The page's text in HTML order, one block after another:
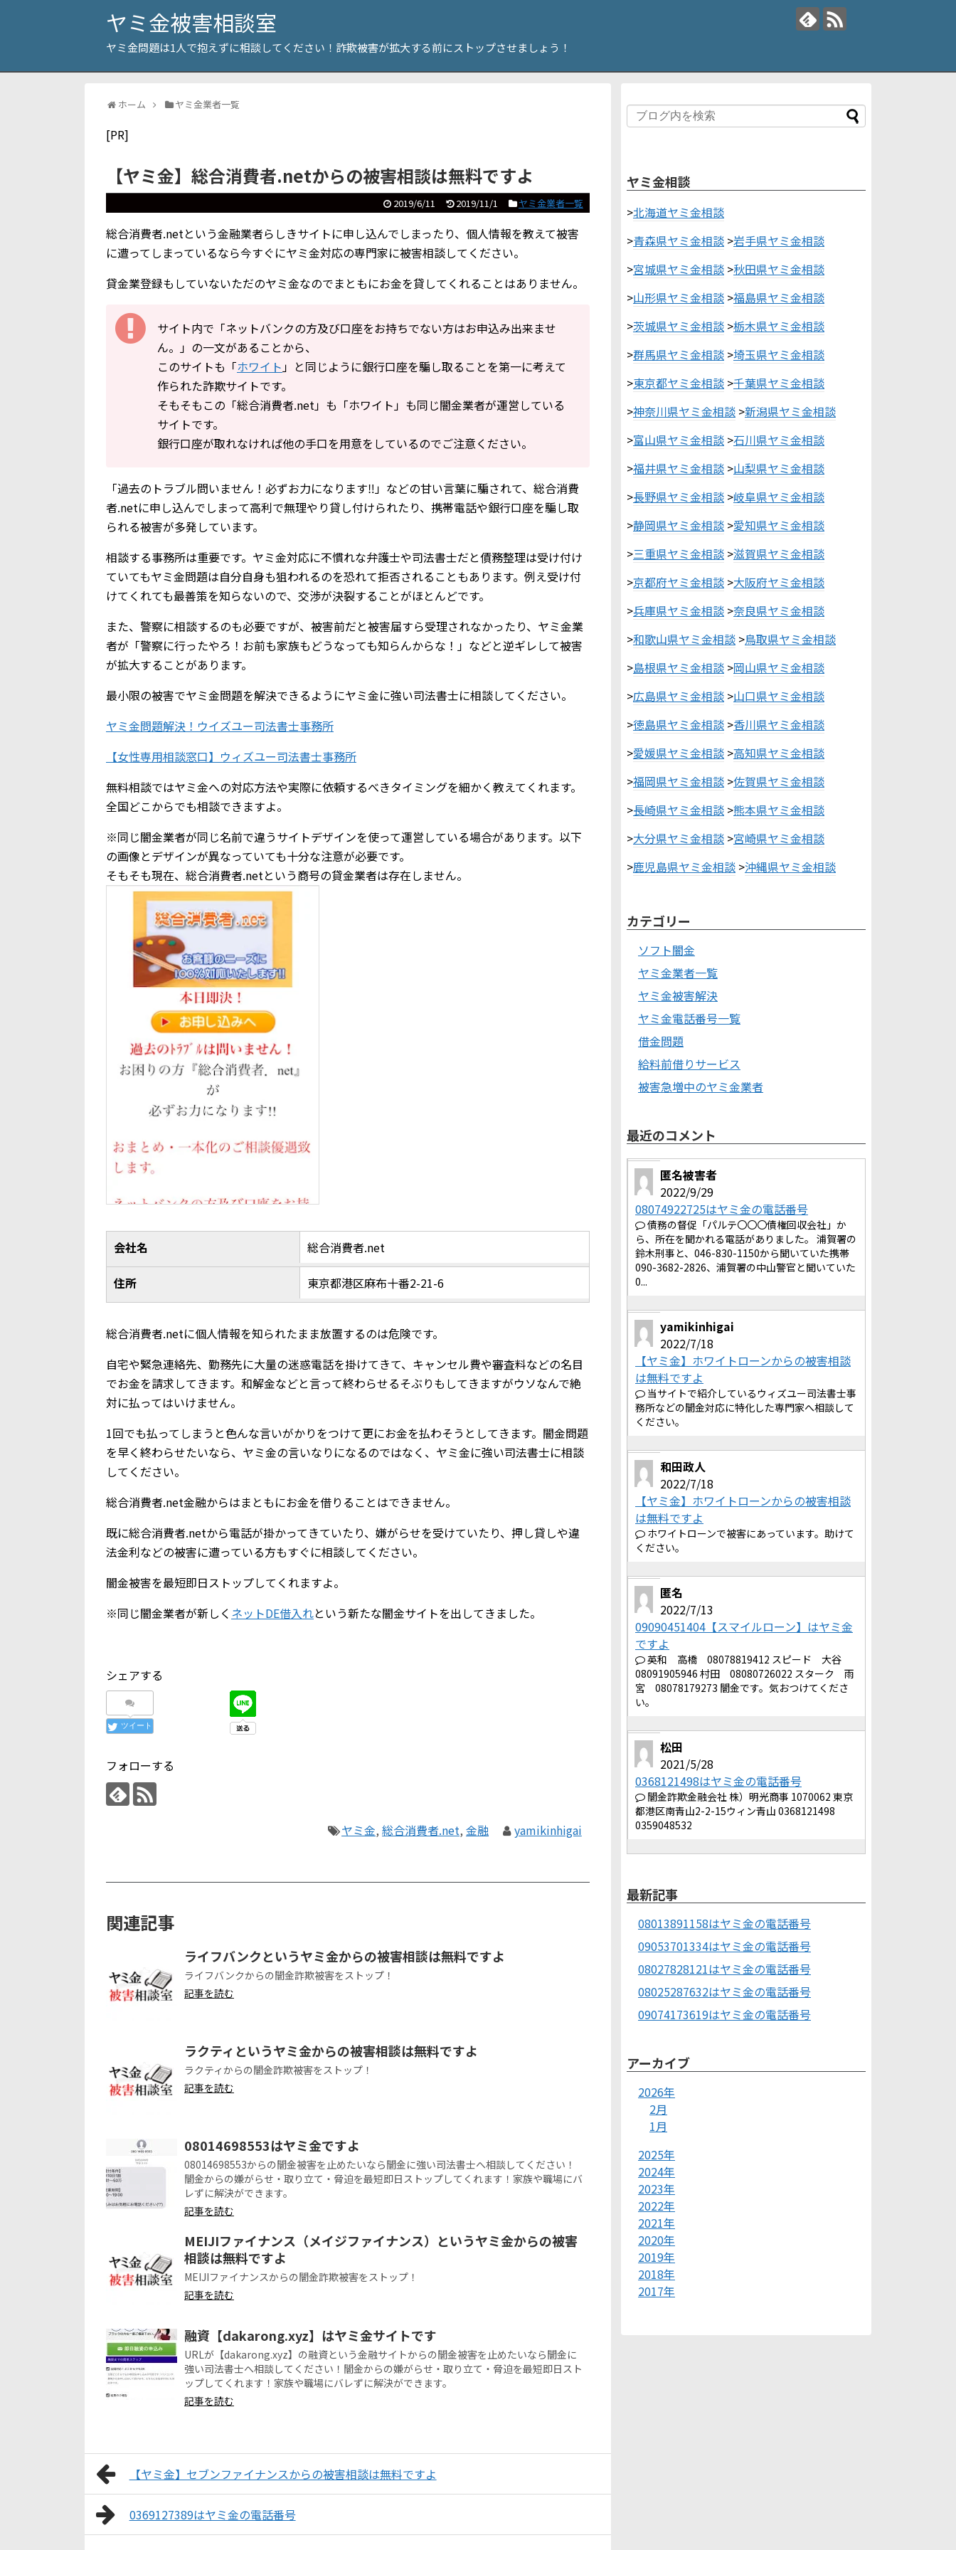
ヤミ金被害相談室
ヤミ金問題は1人で抱えずに相談してください！詐欺被害が拡大する前にストップさせましょう！
ホーム ヤミ金業者一覧
[PR]
【ヤミ金】総合消費者.netからの被害相談は無料ですよ
2019/6/11 2019/11/1 ヤミ金業者一覧
総合消費者.netという金融業者らしきサイトに申し込んでしまったり、個人情報を教えて被害
に遭ってしまっているなら今すぐにヤミ金対応の専門家に被害相談してください。
貸金業登録もしていないただのヤミ金なのでまともにお金を貸してくれることはありません。
サイト内で「ネットバンクの方及び口座をお持ちでない方はお申込み出来ませ
ん。」の一文があることから、
このサイトも「ホワイト」と同じように銀行口座を騙し取ることを第一に考えて
作られた詐欺サイトです。
そもそもこの「総合消費者.net」も「ホワイト」も同じ闇金業者が運営している
サイトです。
銀行口座が取れなければ他の手口を用意をしているのでご注意ください。
「過去のトラブル問いません！必ずお力になります‼︎」などの甘い言葉に騙されて、総合消費
者.netに申し込んでしまって高利で無理やり貸し付けられたり、携帯電話や銀行口座を騙し取
られる被害が多発しています。
相談する事務所は重要です。ヤミ金対応に不慣れな弁護士や司法書士だと債務整理は受け付け
ていてもヤミ金問題は自分自身も狙われるのを恐れて拒否されることもあります。例え受け付
けてくれても最善策を知らないので、交渉が決裂することがほとんどです。
また、警察に相談するのも必要ですが、被害前だと被害届すら受理されなかったり、ヤミ金業
者が「警察に行ったやろ！お前も家族もどうなっても知らんからな！」などと逆ギレして被害
が拡大することがあります。
最小限の被害でヤミ金問題を解決できるようにヤミ金に強い司法書士に相談してください。
ヤミ金問題解決！ウイズユー司法書士事務所
【女性専用相談窓口】ウィズユー司法書士事務所
無料相談ではヤミ金への対応方法や実際に依頼するべきタイミングを細かく教えてくれます。
全国どこからでも相談できますよ。
※同じ闇金業者が同じ名前で違うサイトデザインを使って運営している場合があります。以下
の画像とデザインが異なっていても十分な注意が必要です。
そもそも現在、総合消費者.netという商号の貸金業者は存在しません。
会社名 総合消費者.net
住所 東京都港区麻布十番2-21-6
総合消費者.netに個人情報を知られたまま放置するのは危険です。
自宅や緊急連絡先、勤務先に大量の迷惑電話を掛けてきて、キャンセル費や審査料などの名目
でお金を請求してきます。和解金などと言って終わらせるそぶりもしてきますがウソなんで絶
対に払ってはいけません。
1回でも払ってしまうと色んな言いがかりをつけて更にお金を払わそうとしてきます。闇金問題
を早く終わらせたいなら、ヤミ金の言いなりになるのではなく、ヤミ金に強い司法書士に相談
してください。
総合消費者.net金融からはまともにお金を借りることはできません。
既に総合消費者.netから電話が掛かってきていたり、嫌がらせを受けていたり、押し貸しや違
法金利などの被害に遭っている方もすぐに相談してください。
闇金被害を最短即日ストップしてくれますよ。
※同じ闇金業者が新しく ネットDE借入れという新たな闇金サイトを出してきました。
シェアする
ツイート
フォローする
ヤミ金,総合消費者.net,金融 yamikinhigai
関連記事
ライフバンクというヤミ金からの被害相談は無料ですよ
ライフバンクからの闇金詐欺被害をストップ！
記事を読む
ラクティというヤミ金からの被害相談は無料ですよ
ラクティからの闇金詐欺被害をストップ！
記事を読む
08014698553はヤミ金ですよ
08014698553からの闇金被害を止めたいなら闇金に強い司法書士へ相談してください！
闇金からの嫌がらせ・取り立て・脅迫を最短即日ストップしてくれます！家族や職場にバ
レずに解決ができます。
記事を読む
MEIJIファイナンス（メイジファイナンス）というヤミ金からの被害
相談は無料ですよ
MEIJIファイナンスからの闇金詐欺被害をストップ！
記事を読む
融資【dakarong.xyz】はヤミ金サイトです
URLが【dakarong.xyz】の融資という金融サイトからの闇金被害を止めたいなら闇金に
強い司法書士へ相談してください！闇金からの嫌がらせ・取り立て・脅迫を最短即日スト
ップしてくれます！家族や職場にバレずに解決ができます。
記事を読む
【ヤミ金】セブンファイナンスからの被害相談は無料ですよ
0369127389はヤミ金の電話番号
ヤミ金相談
>北海道ヤミ金相談
>青森県ヤミ金相談 >岩手県ヤミ金相談
>宮城県ヤミ金相談 >秋田県ヤミ金相談
>山形県ヤミ金相談 >福島県ヤミ金相談
>茨城県ヤミ金相談 >栃木県ヤミ金相談
>群馬県ヤミ金相談 >埼玉県ヤミ金相談
>東京都ヤミ金相談 >千葉県ヤミ金相談
>神奈川県ヤミ金相談 >新潟県ヤミ金相談
>富山県ヤミ金相談 >石川県ヤミ金相談
>福井県ヤミ金相談 >山梨県ヤミ金相談
>長野県ヤミ金相談 >岐阜県ヤミ金相談
>静岡県ヤミ金相談 >愛知県ヤミ金相談
>三重県ヤミ金相談 >滋賀県ヤミ金相談
>京都府ヤミ金相談 >大阪府ヤミ金相談
>兵庫県ヤミ金相談 >奈良県ヤミ金相談
>和歌山県ヤミ金相談 >鳥取県ヤミ金相談
>島根県ヤミ金相談 >岡山県ヤミ金相談
>広島県ヤミ金相談 >山口県ヤミ金相談
>徳島県ヤミ金相談 >香川県ヤミ金相談
>愛媛県ヤミ金相談 >高知県ヤミ金相談
>福岡県ヤミ金相談 >佐賀県ヤミ金相談
>長崎県ヤミ金相談 >熊本県ヤミ金相談
>大分県ヤミ金相談 >宮崎県ヤミ金相談
>鹿児島県ヤミ金相談 >沖縄県ヤミ金相談
カテゴリー
ソフト闇金
ヤミ金業者一覧
ヤミ金被害解決
ヤミ金電話番号一覧
借金問題
給料前借りサービス
被害急増中のヤミ金業者
最近のコメント
匿名被害者
2022/9/29
08074922725はヤミ金の電話番号
債務の督促「パルテ〇〇〇債権回収会社」か
ら、所在を聞かれる電話がありました。 浦賀署の
鈴木刑事と、046-830-1150から聞いていた携帯
090-3682-2826、浦賀署の中山警官と聞いていた
0...
yamikinhigai
2022/7/18
【ヤミ金】ホワイトローンからの被害相談
は無料ですよ
当サイトで紹介しているウィズユー司法書士事
務所などの闇金対応に特化した専門家へ相談して
ください。
和田政人
2022/7/18
【ヤミ金】ホワイトローンからの被害相談
は無料ですよ
ホワイトローンで被害にあっています。助けて
ください。
匿名
2022/7/13
09090451404【スマイルローン】はヤミ金
ですよ
英和 高橋 08078819412 スピード 大谷
08091905946 村田 08080726022 スターク 雨
宮 08078179273 闇金です。気おつけてくださ
い。
松田
2021/5/28
0368121498はヤミ金の電話番号
闇金詐欺金融会社 株）明光商事 1070062 東京
都港区南青山2-2-15ウィン青山 0368121498
0359048532
最新記事
08013891158はヤミ金の電話番号
09053701334はヤミ金の電話番号
08027828121はヤミ金の電話番号
08025287632はヤミ金の電話番号
09074173619はヤミ金の電話番号
アーカイブ
2026年
2月
1月
2025年
2024年
2023年
2022年
2021年
2020年
2019年
2018年
2017年